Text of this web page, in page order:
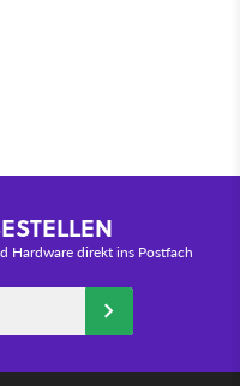
Hardware direkt ins Postfach